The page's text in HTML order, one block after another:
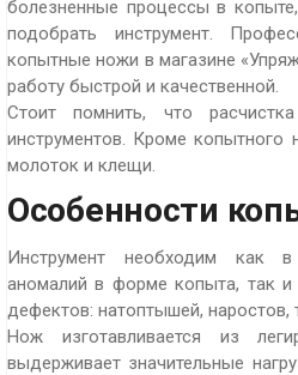
болезненные процессы в
подобрать инструмент.
копытные ножи в магазине
работу быстрой и качественной.
Стоит помнить, что
инструментов. Кроме
молоток и клещи.
Особенности
Инструмент необходим как в
аномалий в форме копыта, так и
дефектов: натоптышей, наростов,
Нож изготавливается из
выдерживает значительные